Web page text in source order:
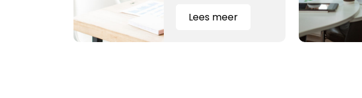
Lees meer